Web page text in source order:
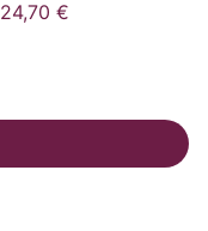
24,70 €